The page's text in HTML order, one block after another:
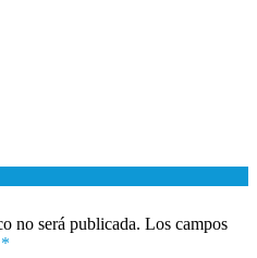
no será publicada. Los campos
*